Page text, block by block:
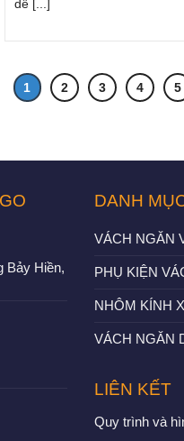
dễ [...]
1 2 3 4 5
Bảy Hiền,
DANH
VÁCH NGĂN
PHỤ KIỆN
NHÔM KÍNH
VÁCH NGĂN
LIÊN KẾT
Quy trình và